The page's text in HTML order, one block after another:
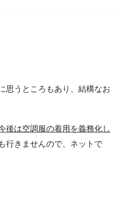
思うところもあり、結構なお
後は空調服の着用を義務化し
行きませんので、ネットで